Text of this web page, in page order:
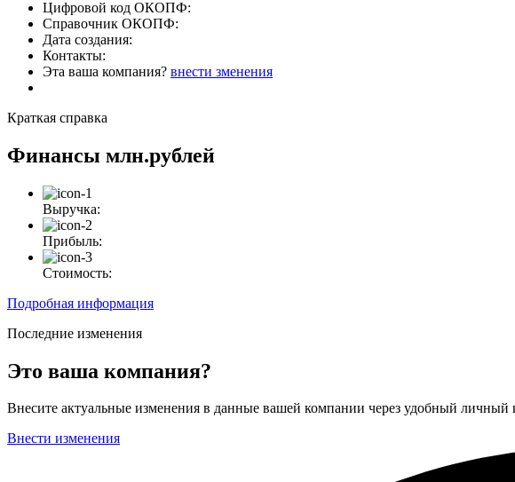
Цифровой код ОКОПФ:
Справочник ОКОПФ:
Дата создания:
Контакты:
Эта ваша компания? внести зменения
Краткая справка
Финансы млн.рублей
Выручка:
Прибыль:
Стоимость:
Подробная информация
Последние изменения
Это ваша компания?
Внесите актуальные изменения в данные вашей компании через удобный
Внести изменения